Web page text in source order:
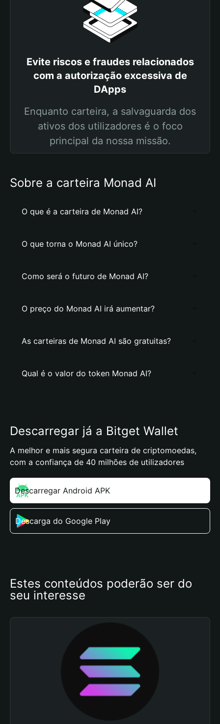
Evite riscos e fraudes relacionados
com a autorização excessiva de
DApps
Enquanto carteira, a salvaguarda dos
ativos dos utilizadores é o foco
principal da nossa missão.
Sobre a carteira Monad AI
O que é a carteira de Monad AI?
O que torna o Monad AI único?
Como será o futuro de Monad AI?
O preço do Monad AI irá aumentar?
As carteiras de Monad AI são gratuitas?
Qual é o valor do token Monad AI?
Descarregar já a Bitget Wallet
A melhor e mais segura carteira de criptomoedas,
com a confiança de 40 milhões de utilizadores
Descarregar Android APK
Descarga do Google Play
Estes conteúdos poderão ser do
seu interesse